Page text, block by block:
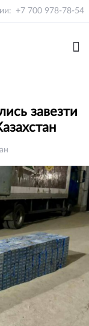
+7 700 978-78-54
завезти